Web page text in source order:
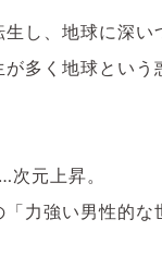
し、地球に深い
多く地球という
元上昇。
「力強い男性的